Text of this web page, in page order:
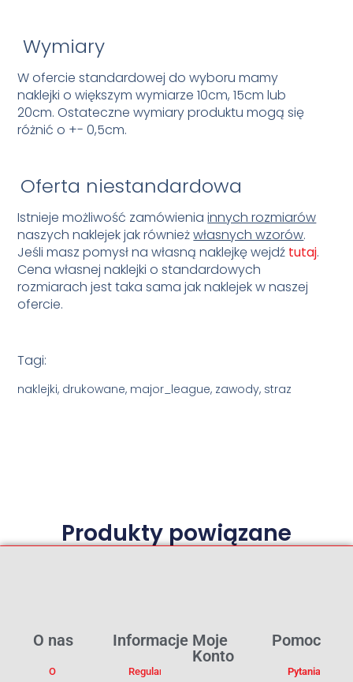
Wymiary
W ofercie standardowej do wyboru mamy
naklejki o większym wymiarze 10cm, 15cm lub
20cm. Ostateczne wymiary produktu mogą się
różnić o +- 0,5cm.
Oferta niestandardowa
Istnieje możliwość zamówieniainnych rozmiarów
naszych naklejek jak równieżwłasnych wzorów.
Jeśli masz pomysł na własną naklejkę wejdź tutaj.
Cena własnej naklejki o standardowych
rozmiarach jest taka sama jak naklejek w naszej
ofercie.
Tagi:
naklejki, drukowane, major_league, zawody, straz
Produkty powiązane
Pomoc
Pytania I
Moje
Konto
Informacje
Regulamin
O nas
O